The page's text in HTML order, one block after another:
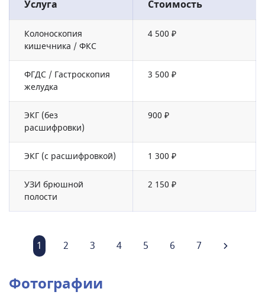
Услуга Стоимость
Колоноскопия
кишечника / ФКС
4 500 ₽
ФГДС / Гастроскопия
желудка
3 500 ₽
ЭКГ (без
расшифровки)
900 ₽
ЭКГ (с расшифровкой) 1 300 ₽
УЗИ брюшной
полости
2 150 ₽
1 2 3 4 5 6 7
Фотографии